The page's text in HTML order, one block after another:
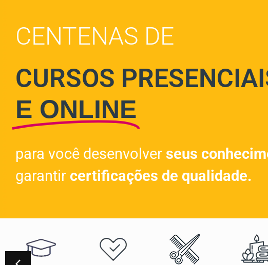
CENTENAS DE
CURSOS
E ONLINE
para você desenvolver seus
garantir certificações de qualidade.